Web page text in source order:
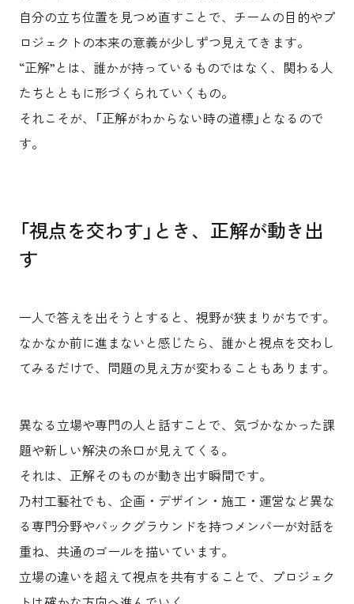
自分の立ち位置を見つめ直すことで、チームの目的やプ
ロジェクトの本来の意義が少しずつ見えてきます。
“正解”とは、誰かが持っているものではなく、関わる人
たちとともに形づくられていくもの。
それこそが、「正解がわからない時の道標」となるので
す。
「視点を交わす」とき、正解が動き出
す
一人で答えを出そうとすると、視野が狭まりがちです。
なかなか前に進まないと感じたら、誰かと視点を交わし
てみるだけで、問題の見え方が変わることもあります。
異なる立場や専門の人と話すことで、気づかなかった課
題や新しい解決の糸口が見えてくる。
それは、正解そのものが動き出す瞬間です。
乃村工藝社でも、企画・デザイン・施工・運営など異な
る専門分野やバックグラウンドを持つメンバーが対話を
重ね、共通のゴールを描いています。
立場の違いを超えて視点を共有することで、プロジェク